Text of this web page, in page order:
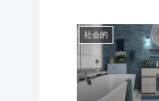
社会的